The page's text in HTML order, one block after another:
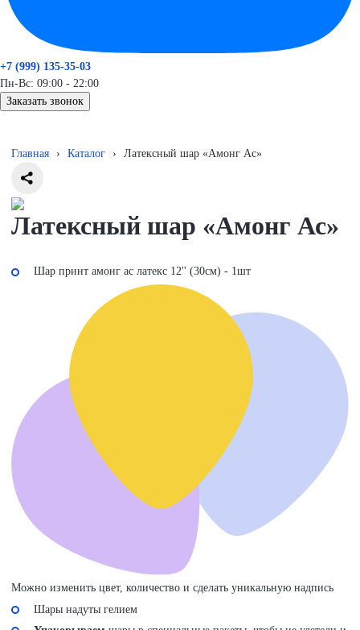
+7 (999) 135-35-03
Пн-Вс: 09:00 - 22:00
Заказать звонок
Главная › Каталог › Латексный шар «Амонг Ас»
Латексный шар «Амонг Ас»
Шар принт амонг ас латекс 12'' (30см) - 1шт
Можно изменить цвет, количество и сделать уникальную надпись
Шары надуты гелием